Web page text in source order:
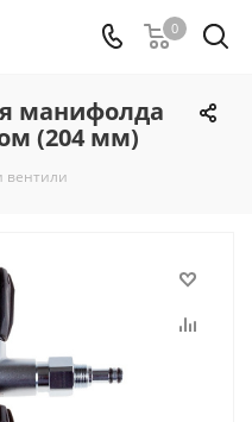
0
манифолда
(204 мм)
вентили